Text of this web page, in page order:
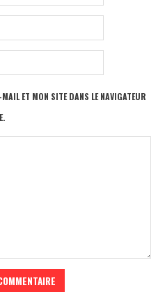
ET MON SITE DANS LE NAVIGATEUR